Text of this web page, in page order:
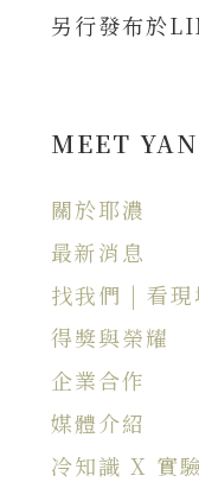
另行發布於
MEET
關於耶濃
最新消息
找我們 | 看現
得獎與榮耀
企業合作
媒體介紹
冷知識 X 實